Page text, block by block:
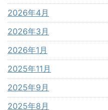
2026年4月
2026年3月
2026年1月
2025年11月
2025年9月
2025年8月